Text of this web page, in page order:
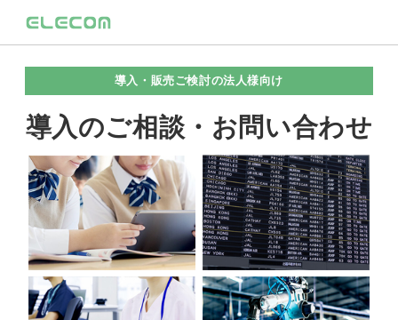
導入・販売ご検討の法人様向け
導入のご相談・お問い合わせ